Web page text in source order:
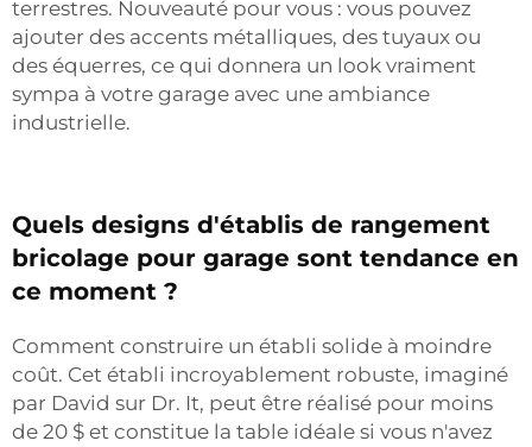
terrestres. Nouveauté pour vous : vous pouvez
ajouter des accents métalliques, des tuyaux ou
des équerres, ce qui donnera un look vraiment
sympa à votre garage avec une ambiance
industrielle.
Quels designs d'établis de rangement
bricolage pour garage sont tendance en
ce moment ?
Comment construire un établi solide à moindre
coût. Cet établi incroyablement robuste, imaginé
par David sur Dr. It, peut être réalisé pour moins
de 20 $ et constitue la table idéale si vous n'avez